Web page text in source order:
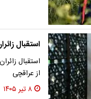
استقبال
استقبال
از عراقچی
۸ تیر ۱۴۰۵